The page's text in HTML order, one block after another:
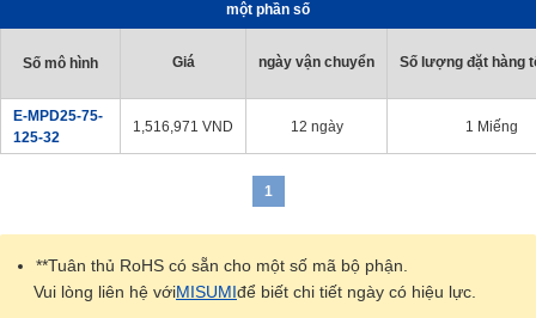
một phần số
Số mô hình Giá ngày vận chuyển Số lượng đặt hàng
E-MPD25-75-
125-32
1,516,971 VND 12 ngày 1 Miếng
1
**Tuân thủ RoHS có sẵn cho một số mã bộ phận.
Vui lòng liên hệ vớiMISUMIđể biết chi tiết ngày có hiệu lực.